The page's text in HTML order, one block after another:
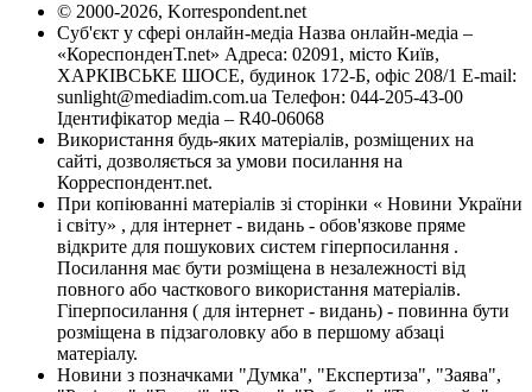
© 2000-2026, Korrespondent.net
Суб'єкт у сфері онлайн-медіа Назва онлайн-медіа –
«КореспонденТ.net» Адреса: 02091, місто Київ,
ХАРКІВСЬКЕ ШОСЕ, будинок 172-Б, офіс 208/1 E-mail:
sunlight@mediadim.com.ua Телефон: 044-205-43-00
Ідентифікатор медіа – R40-06068
Використання будь-яких матеріалів, розміщених на
сайті, дозволяється за умови посилання на
Корреспондент.net.
При копіюванні матеріалів зі сторінки « Новини України
і світу» , для інтернет - видань - обов'язкове пряме
відкрите для пошукових систем гіперпосилання .
Посилання має бути розміщена в незалежності від
повного або часткового використання матеріалів.
Гіперпосилання ( для інтернет - видань) - повинна бути
розміщена в підзаголовку або в першому абзаці
матеріалу.
Новини з позначками "Думка", "Експертиза", "Заява",